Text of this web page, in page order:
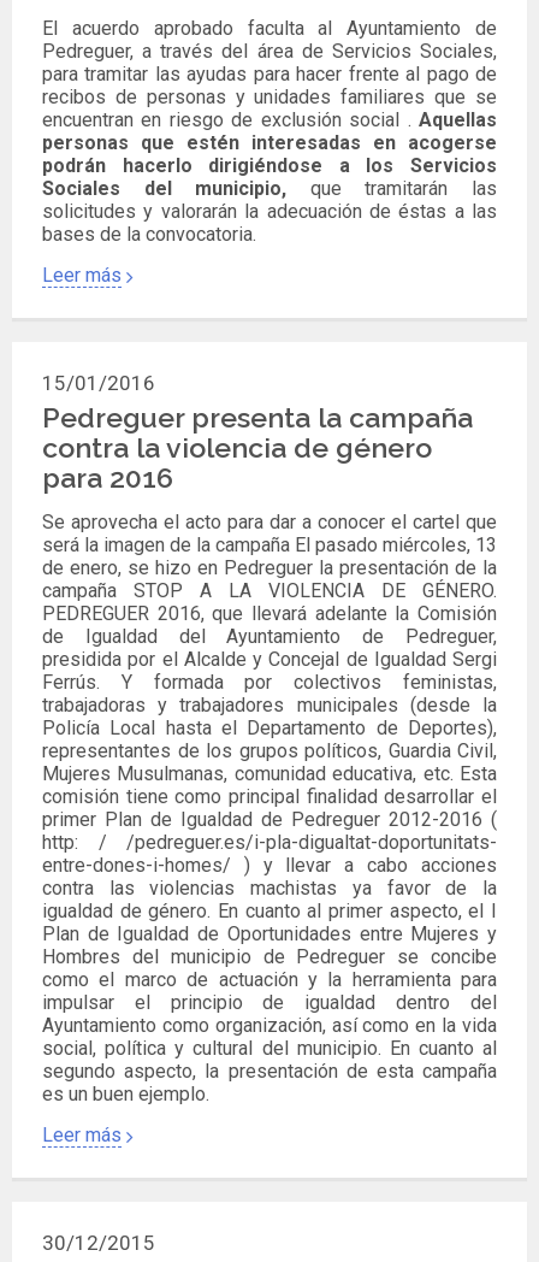
El acuerdo aprobado faculta al Ayuntamiento de
Pedreguer, a través del área de Servicios Sociales,
para tramitar las ayudas para hacer frente al pago de
recibos de personas y unidades familiares que se
encuentran en riesgo de exclusión social . Aquellas
personas que estén interesadas en acogerse
podrán hacerlo dirigiéndose a los Servicios
Sociales del municipio, que tramitarán las
solicitudes y valorarán la adecuación de éstas a las
bases de la convocatoria.
Leer más
15/01/2016
Pedreguer presenta la campaña
contra la violencia de género
para 2016
Se aprovecha el acto para dar a conocer el cartel que
será la imagen de la campaña El pasado miércoles, 13
de enero, se hizo en Pedreguer la presentación de la
campaña STOP A LA VIOLENCIA DE GÉNERO.
PEDREGUER 2016, que llevará adelante la Comisión
de Igualdad del Ayuntamiento de Pedreguer,
presidida por el Alcalde y Concejal de Igualdad Sergi
Ferrús. Y formada por colectivos feministas,
trabajadoras y trabajadores municipales (desde la
Policía Local hasta el Departamento de Deportes),
representantes de los grupos políticos, Guardia Civil,
Mujeres Musulmanas, comunidad educativa, etc. Esta
comisión tiene como principal finalidad desarrollar el
primer Plan de Igualdad de Pedreguer 2012-2016 (
http: / /pedreguer.es/i-pla-digualtat-doportunitats-
entre-dones-i-homes/ ) y llevar a cabo acciones
contra las violencias machistas ya favor de la
igualdad de género. En cuanto al primer aspecto, el I
Plan de Igualdad de Oportunidades entre Mujeres y
Hombres del municipio de Pedreguer se concibe
como el marco de actuación y la herramienta para
impulsar el principio de igualdad dentro del
Ayuntamiento como organización, así como en la vida
social, política y cultural del municipio. En cuanto al
segundo aspecto, la presentación de esta campaña
es un buen ejemplo.
Leer más
30/12/2015